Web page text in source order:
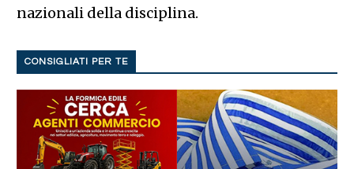
nazionali della disciplina.
CONSIGLIATI PER TE